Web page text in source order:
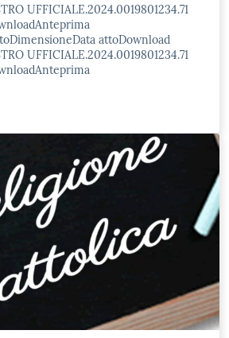
UFFICIALE.2024.0019801234.71
attoDownload
UFFICIALE.2024.0019801234.71